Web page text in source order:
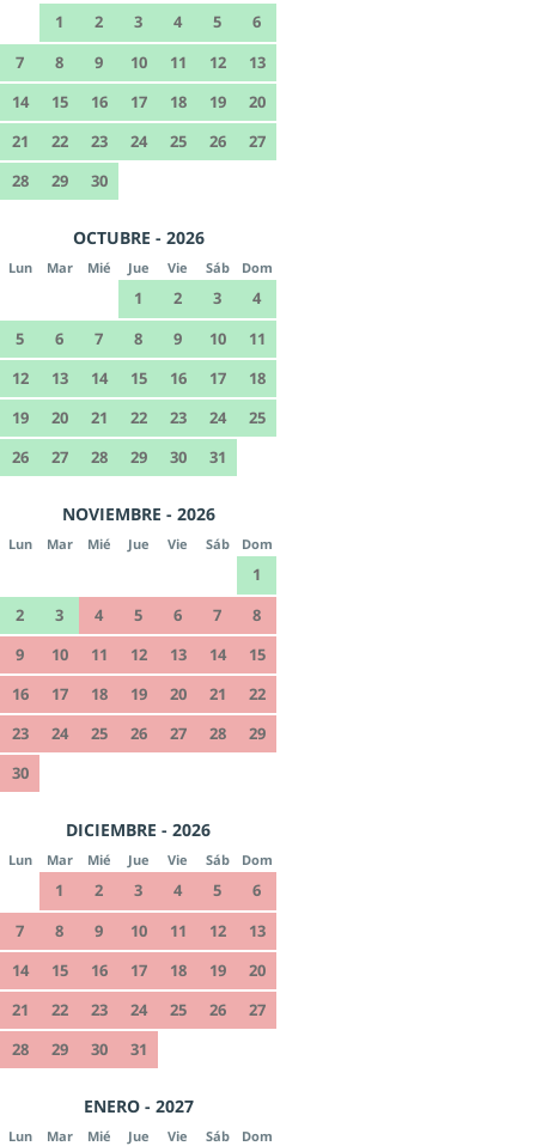
1 2 3 4 5
6
7
8 9 10 11 12
13
14
15 16 17 18 19
20
21
22 23 24 25 26
27
28
29 30
OCTUBRE - 2026
Lun Mar Mié Jue Vie Sáb Dom
1 2 3
4
5
6 7 8 9 10
11
12
13 14 15 16 17
18
19
20 21 22 23 24
25
26
27 28 29 30 31
NOVIEMBRE - 2026
Lun Mar Mié Jue Vie Sáb Dom
1
2
3 4 5 6 7
8
9
10 11 12 13 14
15
16
17 18 19 20 21
22
23
24 25 26 27 28
29
30
DICIEMBRE - 2026
Lun Mar Mié Jue Vie Sáb Dom
1 2 3 4 5
6
7
8 9 10 11 12
13
14
15 16 17 18 19
20
21
22 23 24 25 26
27
28
29 30 31
ENERO - 2027
Lun Mar Mié Jue Vie Sáb Dom